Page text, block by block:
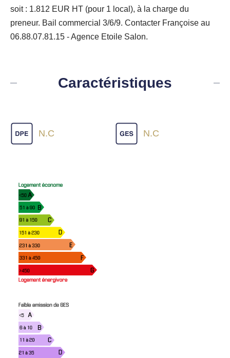
soit : 1.812 EUR HT (pour 1 local), à la charge du
preneur. Bail commercial 3/6/9. Contacter Françoise au
06.88.07.81.15 - Agence Etoile Salon.
Caractéristiques
N.C N.C